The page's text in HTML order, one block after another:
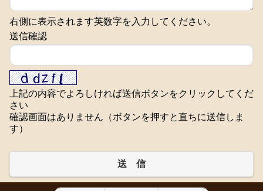
右側に表示されます英数字を入力してください。
送信確認
上記の内容でよろしければ送信ボタンをクリックしてくだ
さい
確認画面はありません（ボタンを押すと直ちに送信しま
す）
送 信